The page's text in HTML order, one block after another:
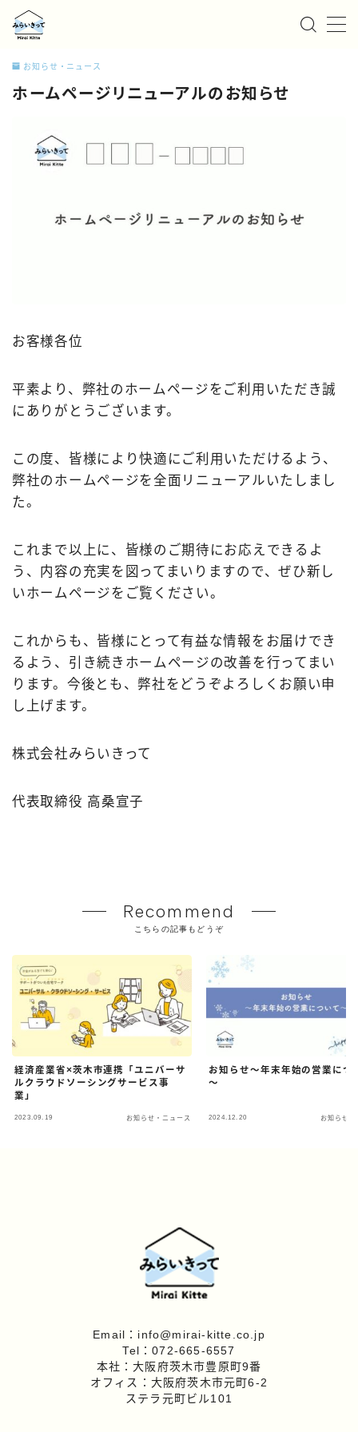
MENU
サービス
お問い合わせ
お知らせ・ニュース
ホームページリニューアルのお知らせ
お客様各位
平素より、弊社のホームページをご利用いただき誠
にありがとうございます。
この度、皆様により快適にご利用いただけるよう、
弊社のホームページを全面リニューアルいたしまし
た。
これまで以上に、皆様のご期待にお応えできるよ
う、内容の充実を図ってまいりますので、ぜひ新し
いホームページをご覧ください。
これからも、皆様にとって有益な情報をお届けでき
るよう、引き続きホームページの改善を行ってまい
ります。今後とも、弊社をどうぞよろしくお願い申
し上げます。
株式会社みらいきって
代表取締役 高桑宣子
Recommend
こちらの記事もどうぞ
経済産業省×茨木市連携「ユニバーサ
ルクラウドソーシングサービス事
業」
2023.09.19 お知らせ・ニュース
お知らせ～年末年始の営業につ
～
2024.12.20 お知らせ・
Email：info@mirai-kitte.co.jp
Tel：072-665-6557
本社：大阪府茨木市豊原町9番
オフィス：大阪府茨木市元町6-2
ステラ元町ビル101